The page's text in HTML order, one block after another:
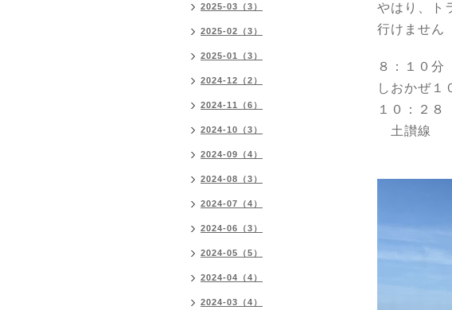
やはり、ト
行けません
８：１
し
１０：
土讃線
2025-03（3）
2025-02（3）
2025-01（3）
2024-12（2）
2024-11（6）
2024-10（3）
2024-09（4）
2024-08（3）
2024-07（4）
2024-06（3）
2024-05（5）
2024-04（4）
2024-03（4）